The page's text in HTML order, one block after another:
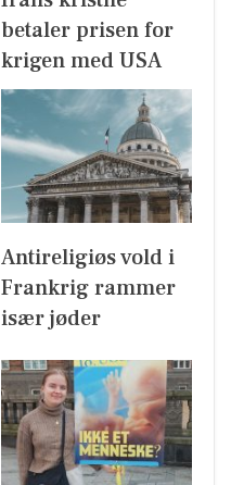
betaler prisen for
krigen med USA
Antireligiøs vold i
Frankrig rammer
især jøder